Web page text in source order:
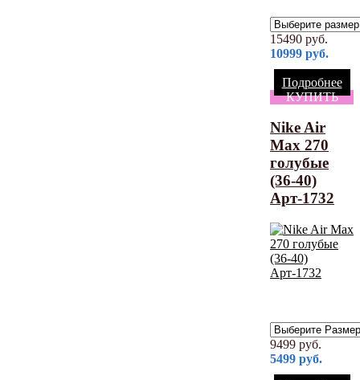
15490 руб.
10999 руб.
Подробнее
КУПИТЬ
Nike Air
Max 270
голубые
(36-40)
Арт-1732
9499 руб.
5499 руб.